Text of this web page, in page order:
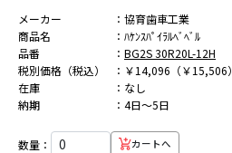
メーカー
協育歯車工業
商品名
ﾊｹﾝｽﾊﾟｲﾗﾙﾍﾞﾍﾞﾙ
品番
BG2S 30R20L-12H
税別価格（税込）
￥14,096（￥15,506）
在庫
なし
納期
4日～5日
数量： カートへ